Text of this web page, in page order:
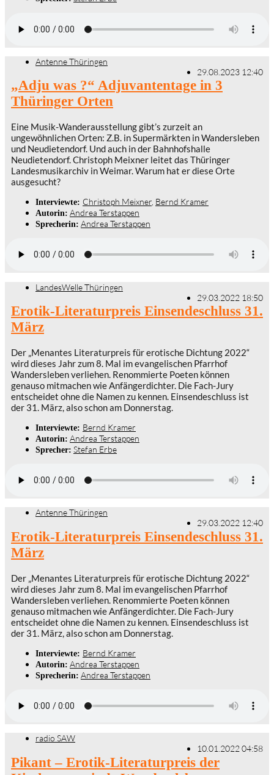
Antenne Thüringen
29.08.2023 12:40
„Adju was ?“ Adjuvantentage in 3
Thüringer Orten
Eine Musik-Wanderausstellung gibt’s zurzeit an
ungewöhnlichen Orten: Z.B. in Supermärkten in Wandersleben
und Neudietendorf. Und auch in der Bahnhofshalle
Neudietendorf. Christoph Meixner leitet das Thüringer
Landesmusikarchiv in Weimar. Warum hat er diese Orte
ausgesucht?
Interviewte: Christoph Meixner Bernd Kramer
Autorin: Andrea Terstappen
Sprecherin: Andrea Terstappen
LandesWelle Thüringen
29.03.2022 18:50
Erotik-Literaturpreis Einsendeschluss 31.
März
Der „Menantes Literaturpreis für erotische Dichtung 2022“
wird dieses Jahr zum 8. Mal im evangelischen Pfarrhof
Wandersleben verliehen. Renommierte Poeten können
genauso mitmachen wie Anfängerdichter. Die Fach-Jury
entscheidet ohne die Namen zu kennen. Einsendeschluss ist
der 31. März, also schon am Donnerstag.
Interviewte: Bernd Kramer
Autorin: Andrea Terstappen
Sprecher: Stefan Erbe
Antenne Thüringen
29.03.2022 12:40
Erotik-Literaturpreis Einsendeschluss 31.
März
Der „Menantes Literaturpreis für erotische Dichtung 2022“
wird dieses Jahr zum 8. Mal im evangelischen Pfarrhof
Wandersleben verliehen. Renommierte Poeten können
genauso mitmachen wie Anfängerdichter. Die Fach-Jury
entscheidet ohne die Namen zu kennen. Einsendeschluss ist
der 31. März, also schon am Donnerstag.
Interviewte: Bernd Kramer
Autorin: Andrea Terstappen
Sprecherin: Andrea Terstappen
radio SAW
10.01.2022 04:58
Pikant – Erotik-Literaturpreis der